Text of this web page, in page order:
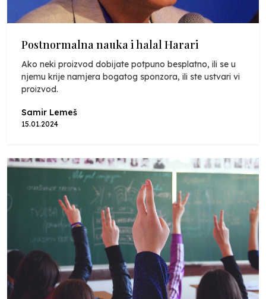
Postnormalna nauka i halal Harari
Ako neki proizvod dobijate potpuno besplatno, ili se u
njemu krije namjera bogatog sponzora, ili ste ustvari vi
proizvod.
Samir Lemeš
15.01.2024